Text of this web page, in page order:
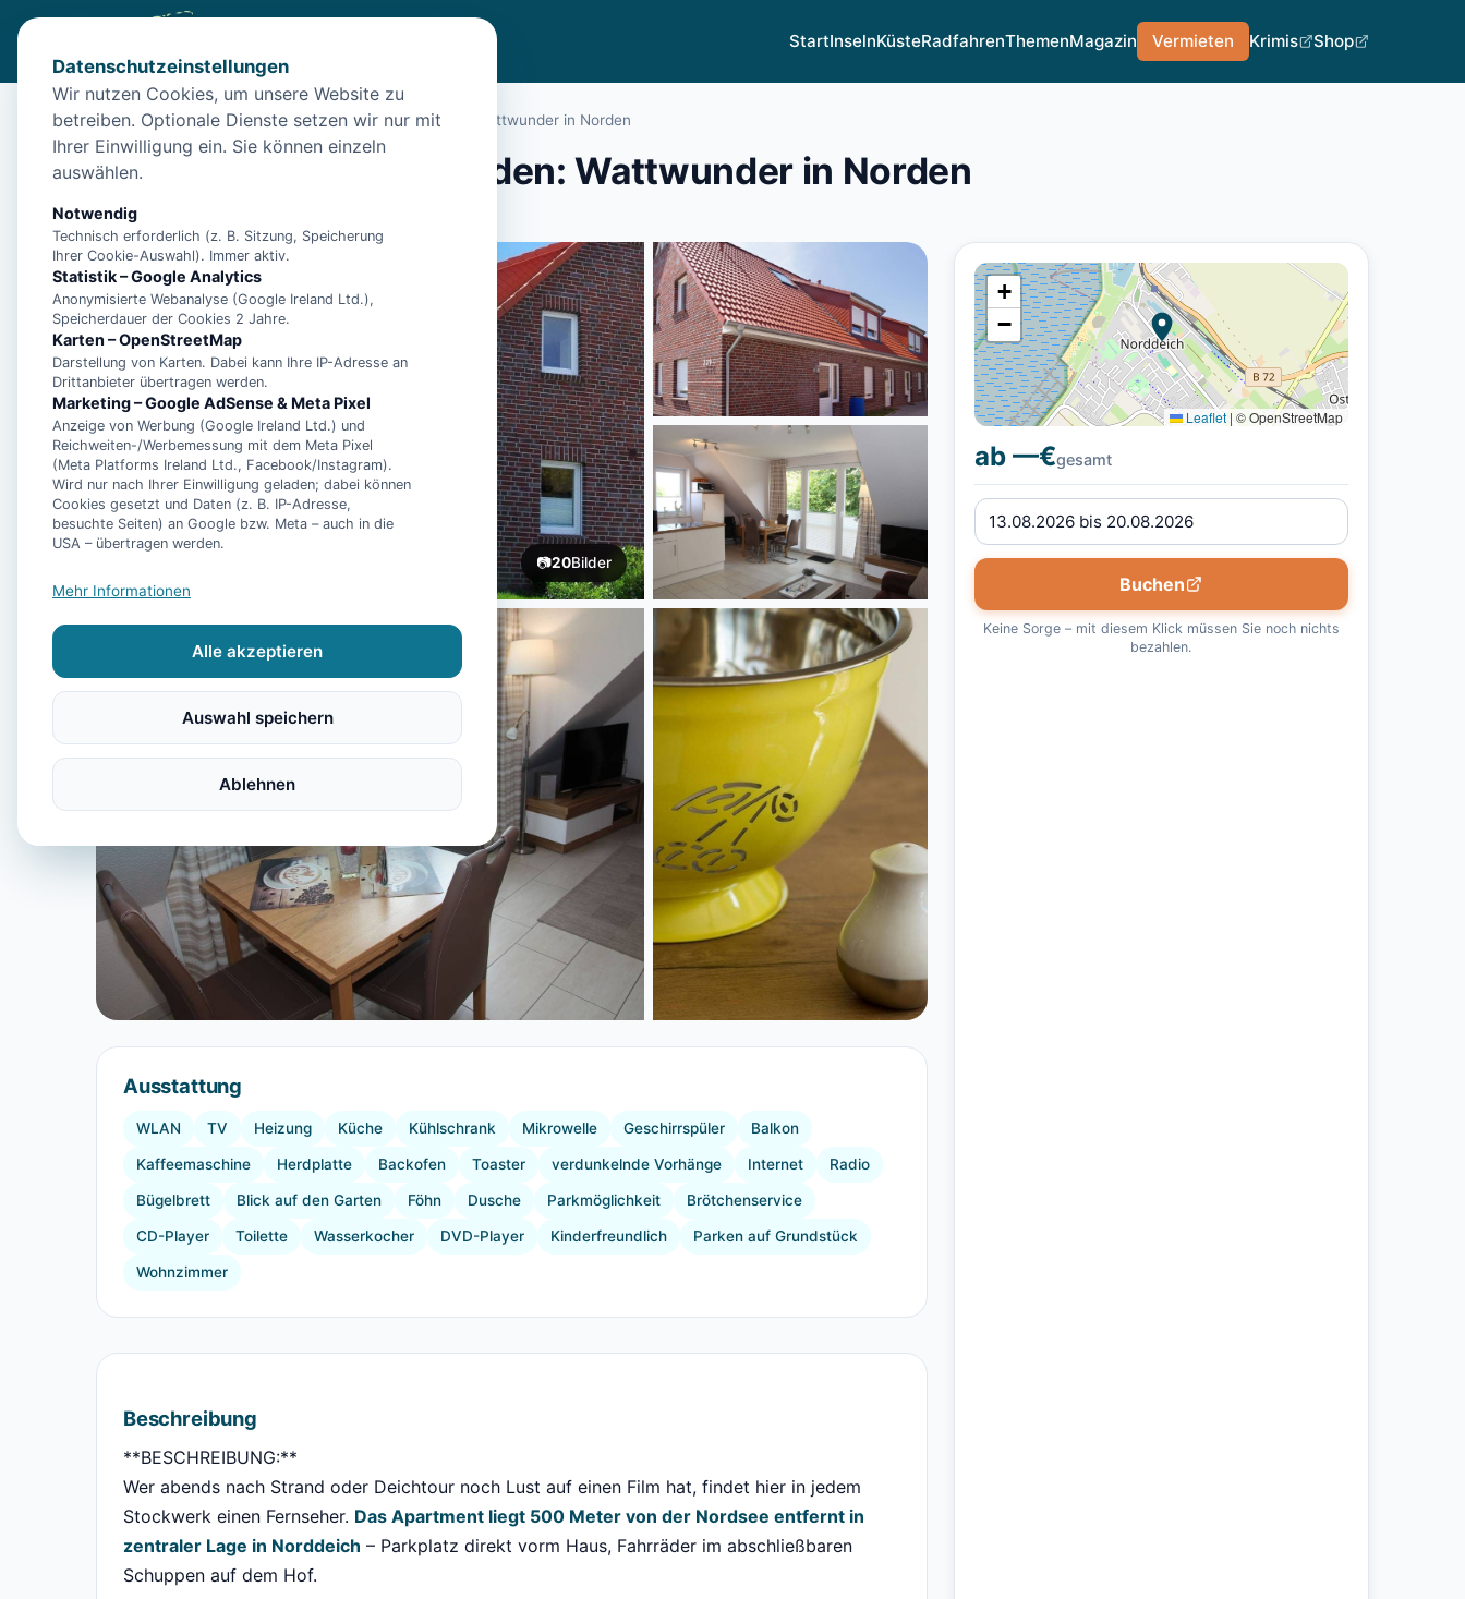
StartInselnKüsteRadfahrenThemenMagazin Vermieten Krimis Shop
Start Unterkünfte Norden/Nordsee-Urlaub in Norden: Wattwunder in Norden
Nordsee-Urlaub in Norden: Wattwunder in Norden
26506 Norden
📷20Bilder
Ausstattung
WLAN TV Heizung Küche Kühlschrank Mikrowelle Geschirrspüler Balkon
Kaffeemaschine Herdplatte Backofen Toaster verdunkelnde Vorhänge Internet Radio
Bügelbrett Blick auf den Garten Föhn Dusche Parkmöglichkeit Brötchenservice
CD-Player Toilette Wasserkocher DVD-Player Kinderfreundlich Parken auf Grundstück
Wohnzimmer
Beschreibung
**BESCHREIBUNG:**
Wer abends nach Strand oder Deichtour noch Lust auf einen Film hat, findet hier in jedem
Stockwerk einen Fernseher. Das Apartment liegt 500 Meter von der Nordsee entfernt in
zentraler Lage in Norddeich – Parkplatz direkt vorm Haus, Fahrräder im abschließbaren
Schuppen auf dem Hof.
+
−
Leaflet | © OpenStreetMap
ab —€gesamt
Buchen
Keine Sorge – mit diesem Klick müssen Sie noch nichts
bezahlen.
Datenschutzeinstellungen
Wir nutzen Cookies, um unsere Website zu
betreiben. Optionale Dienste setzen wir nur mit
Ihrer Einwilligung ein. Sie können einzeln
auswählen.
Notwendig
Technisch erforderlich (z. B. Sitzung, Speicherung
Ihrer Cookie-Auswahl). Immer aktiv.
Statistik – Google Analytics
Anonymisierte Webanalyse (Google Ireland Ltd.),
Speicherdauer der Cookies 2 Jahre.
Karten – OpenStreetMap
Darstellung von Karten. Dabei kann Ihre IP-Adresse an
Drittanbieter übertragen werden.
Marketing – Google AdSense & Meta Pixel
Anzeige von Werbung (Google Ireland Ltd.) und
Reichweiten-/Werbemessung mit dem Meta Pixel
(Meta Platforms Ireland Ltd., Facebook/Instagram).
Wird nur nach Ihrer Einwilligung geladen; dabei können
Cookies gesetzt und Daten (z. B. IP-Adresse,
besuchte Seiten) an Google bzw. Meta – auch in die
USA – übertragen werden.
Mehr Informationen
Alle akzeptieren
Auswahl speichern
Ablehnen